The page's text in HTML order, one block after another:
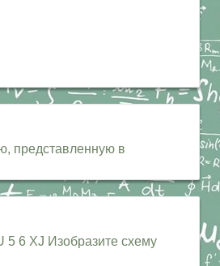
представленную в
6 XJ Изобразите схему